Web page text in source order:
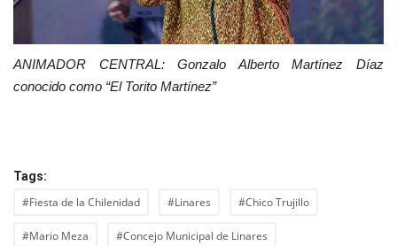
ANIMADOR CENTRAL: Gonzalo Alberto Martínez Díaz
conocido como “El Torito Martínez”
Tags:
#Fiesta de la Chilenidad #Linares #Chico Trujillo
#Mario Meza #Concejo Municipal de Linares